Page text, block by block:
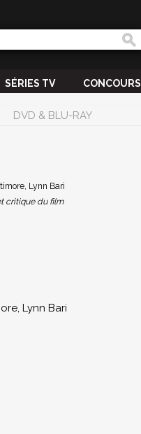
SÉRIES TV CONCOURS
DVD & BLU-RAY
Lynn Bari
critique du film
, Lynn Bari